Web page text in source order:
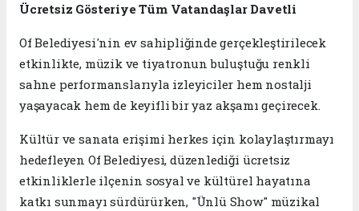
Ücretsiz Gösteriye Tüm Vatandaşlar Davetli
Of Belediyesi'nin ev sahipliğinde gerçekleştirilecek
etkinlikte, müzik ve tiyatronun buluştuğu renkli
sahne performanslarıyla izleyiciler hem nostalji
yaşayacak hem de keyifli bir yaz akşamı geçirecek.
Kültür ve sanata erişimi herkes için kolaylaştırmayı
hedefleyen Of Belediyesi, düzenlediği ücretsiz
etkinliklerle ilçenin sosyal ve kültürel hayatına
katkı sunmayı sürdürürken, "Ünlü Show" müzikal